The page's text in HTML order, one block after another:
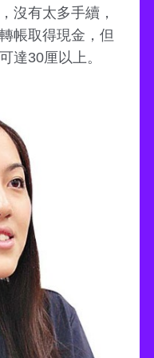
沒有太多手續，
帳取得現金，但
達30厘以上。